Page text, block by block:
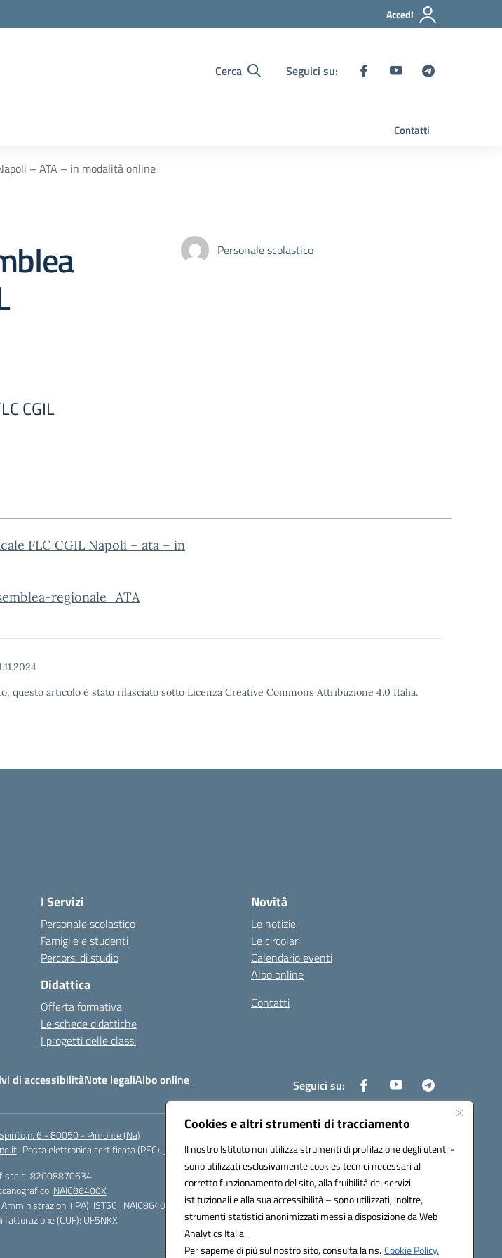
Cookies e altri strumenti di tracciamento
Il nostro Istituto non utilizza strumenti di profilazione degli utenti -
sono utilizzati esclusivamente cookies tecnici necessari al
corretto funzionamento del sito, alla fruibilità dei servizi
istituzionali e alla sua accessibilità – sono utilizzati, inoltre,
strumenti statistici anonimizzati messi a disposizione da Web
Analytics Italia.
Per saperne di più sul nostro sito, consulta la ns.Cookie Policy.
Accedi
Cerca Seguici su:
Contatti
– ATA – in modalità online
CGIL
Personale scolastico
FLC CGIL Napoli – ata – in
regionale_ATA
questo articolo è stato rilasciato sotto Licenza Creative Commons Attribuzione 4.0 Italia.
I Servizi
Personale scolastico
Famiglie e studenti
Percorsi di studio
Didattica
Offerta formativa
Le schede didattiche
I progetti delle classi
Novità
Le notizie
Le circolari
Calendario eventi
Albo online
Contatti
di accessibilitàNote legaliAlbo online Seguici su:
6 - 80050 - Pimonte (Na)
Posta elettronica certificata (PEC): naic86400x@pec.istruzione.it
82008870634
NAIC86400X
(IPA): ISTSC_NAIC86400X
fatturazione (CUF): UF5NKX